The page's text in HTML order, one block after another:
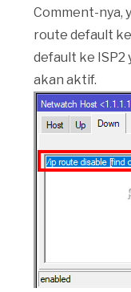
Comment-nya,
route default
default ke ISP2
akan aktif.